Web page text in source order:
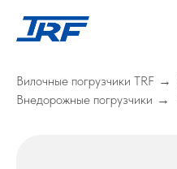
Вилочные погрузчики TRF →
Внедорожные погрузчики →